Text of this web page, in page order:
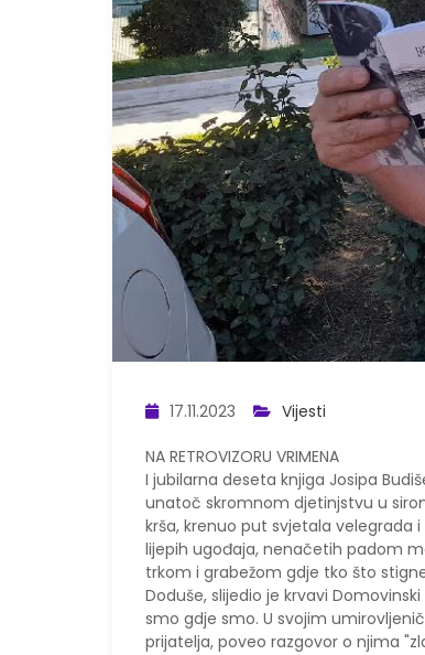
17.11.2023 Vijesti
NA RETROVIZORU VRIMENA
I jubilarna deseta knjiga Josipa
unatoč skromnom djetinjstvu u
krša, krenuo put svjetala velegrada
lijepih ugođaja, nenačetih padom
trkom i grabežom gdje tko što
Doduše, slijedio je krvavi
smo gdje smo. U svojim
prijatelja, poveo razgovor o njima